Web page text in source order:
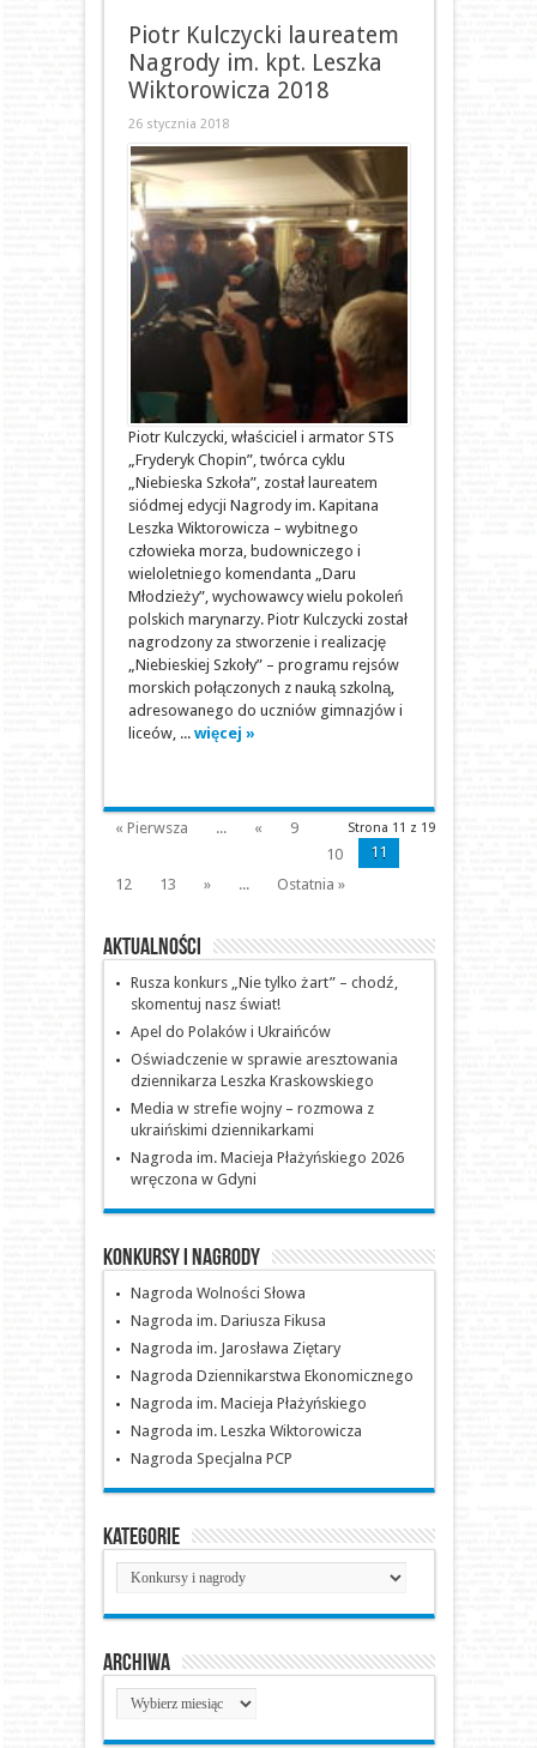
Piotr Kulczycki laureatem
Nagrody im. kpt. Leszka
Wiktorowicza 2018
26 stycznia 2018
Piotr Kulczycki, właściciel i armator STS
„Fryderyk Chopin”, twórca cyklu
„Niebieska Szkoła”, został laureatem
siódmej edycji Nagrody im. Kapitana
Leszka Wiktorowicza – wybitnego
człowieka morza, budowniczego i
wieloletniego komendanta „Daru
Młodzieży”, wychowawcy wielu pokoleń
polskich marynarzy. Piotr Kulczycki został
nagrodzony za stworzenie i realizację
„Niebieskiej Szkoły” – programu rejsów
morskich połączonych z nauką szkolną,
adresowanego do uczniów gimnazjów i
liceów, ... więcej »
Strona 11 z 19
« Pierwsza ... «
9
10
11
12
13 » ... Ostatnia »
Aktualności
Rusza konkurs „Nie tylko żart” – chodź,
skomentuj nasz świat!
Apel do Polaków i Ukraińców
Oświadczenie w sprawie aresztowania
dziennikarza Leszka Kraskowskiego
Media w strefie wojny – rozmowa z
ukraińskimi dziennikarkami
Nagroda im. Macieja Płażyńskiego 2026
wręczona w Gdyni
Konkursy i nagrody
Nagroda Wolności Słowa
Nagroda im. Dariusza Fikusa
Nagroda im. Jarosława Ziętary
Nagroda Dziennikarstwa Ekonomicznego
Nagroda im. Macieja Płażyńskiego
Nagroda im. Leszka Wiktorowicza
Nagroda Specjalna PCP
Kategorie
Kategorie
Archiwa
Archiwa